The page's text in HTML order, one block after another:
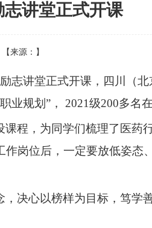
讲堂正式开课
来源：】
志讲堂正式开课， 四川 （
业规划”， 2021级200多名
课程， 为同学们梳理了医药
作岗位后，一定要放低姿态、
， 决心以榜样为 目标，笃学